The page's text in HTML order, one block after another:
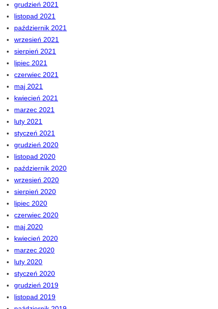
grudzień 2021
listopad 2021
październik 2021
wrzesień 2021
sierpień 2021
lipiec 2021
czerwiec 2021
maj 2021
kwiecień 2021
marzec 2021
luty 2021
styczeń 2021
grudzień 2020
listopad 2020
październik 2020
wrzesień 2020
sierpień 2020
lipiec 2020
czerwiec 2020
maj 2020
kwiecień 2020
marzec 2020
luty 2020
styczeń 2020
grudzień 2019
listopad 2019